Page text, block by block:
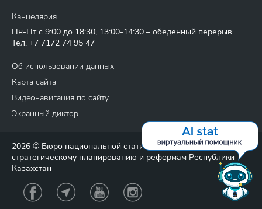
Канцелярия
Пн-Пт с 9:00 до 18:30, 13:00-14:30 – обеденный перерыв
Тел. +7 7172 74 95 47
Об использовании данных
Карта сайта
Видеонавигация по сайту
Экранный диктор
2026 © Бюро национальной статистики Агентства по
стратегическому планированию и реформам Республики
Казахстан